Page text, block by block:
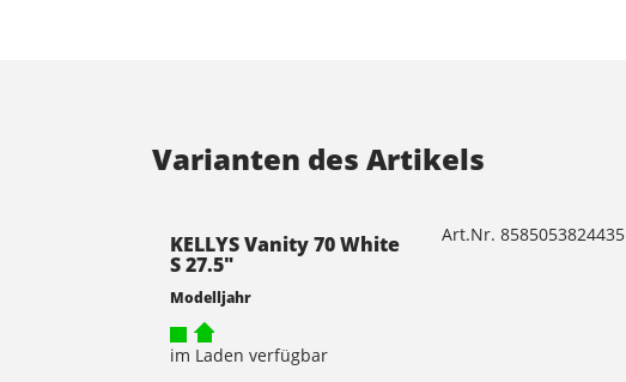
Varianten des Artikels
KELLYS Vanity 70 White
S 27.5"
Modelljahr
im Laden verfügbar
Art.Nr. 8585053824435